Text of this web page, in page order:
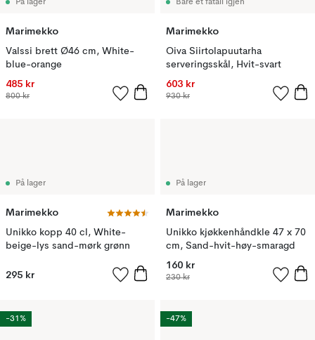
På lager
Marimekko
Valssi brett Ø46 cm, White-
blue-orange
485 kr
800 kr
Bare et fåtall igjen
Marimekko
Oiva Siirtolapuutarha
serveringsskål, Hvit-svart
603 kr
930 kr
På lager
Marimekko
Unikko kopp 40 cl, White-
beige-lys sand-mørk grønn
295 kr
På lager
Marimekko
Unikko kjøkkenhåndkle 47 x 70
cm, Sand-hvit-høy-smaragd
160 kr
230 kr
-31% -47%